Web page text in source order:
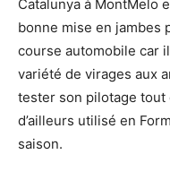
Catalunya à MontMelo
bonne mise en jambes
course automobile car
variété de virages aux
tester son pilotage tout
d’ailleurs utilisé en
saison.